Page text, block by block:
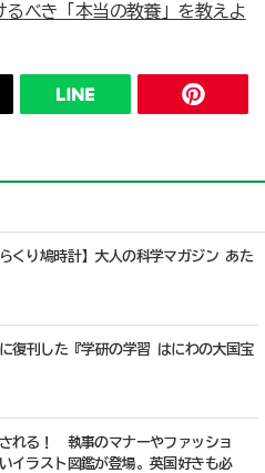
べき「本当の教養」を教えよ
くり鳩時計】大人の科学マガジン あた
に復刊した『学研の学習 はにわの大国宝
される！ 執事のマナーやファッショ
イラスト図鑑が登場。英国好きも必